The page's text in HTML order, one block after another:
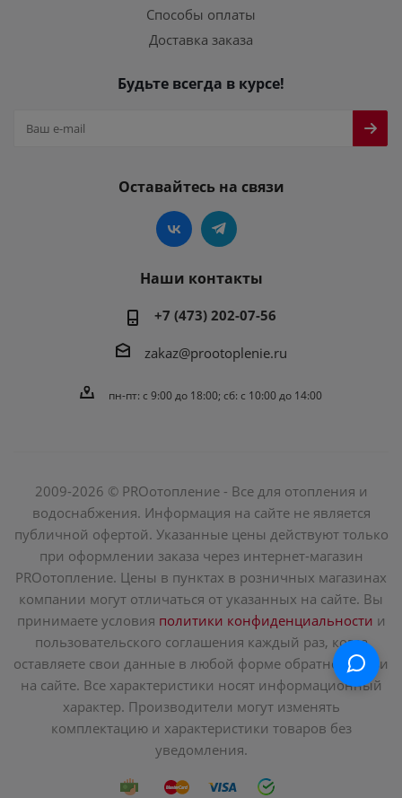
Способы оплаты
Доставка заказа
Будьте всегда в курсе!
Оставайтесь на связи
Наши контакты
+7 (473) 202-07-56
zakaz@prootoplenie.ru
пн-пт: c 9:00 до 18:00; сб: с 10:00 до 14:00
2009-2026 © PROотопление - Все для отопления и
водоснабжения. Информация на сайте не является
публичной офертой. Указанные цены действуют только
при оформлении заказа через интернет-магазин
PROотопление. Цены в пунктах в розничных магазинах
компании могут отличаться от указанных на сайте. Вы
принимаете условия политики конфиденциальности и
пользовательского соглашения каждый раз, когда
оставляете свои данные в любой форме обратной связи
на сайте. Все характеристики носят информационный
характер. Производители могут изменять
комплектацию и характеристики товаров без
уведомления.